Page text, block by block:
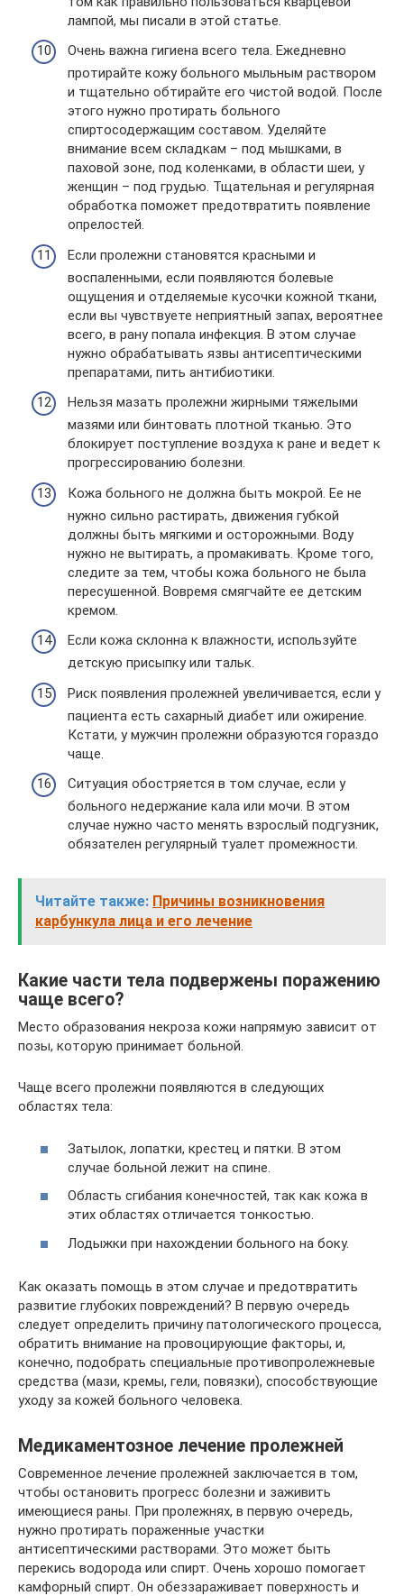
лампой, мы писали в этой статье.
Очень важна гигиена всего тела. Ежедневно
протирайте кожу больного мыльным раствором
и тщательно обтирайте его чистой водой. После
этого нужно протирать больного
спиртосодержащим составом. Уделяйте
внимание всем складкам – под мышками, в
паховой зоне, под коленками, в области шеи, у
женщин – под грудью. Тщательная и регулярная
обработка поможет предотвратить появление
опрелостей.
Если пролежни становятся красными и
воспаленными, если появляются болевые
ощущения и отделяемые кусочки кожной ткани,
если вы чувствуете неприятный запах, вероятнее
всего, в рану попала инфекция. В этом случае
нужно обрабатывать язвы антисептическими
препаратами, пить антибиотики.
Нельзя мазать пролежни жирными тяжелыми
мазями или бинтовать плотной тканью. Это
блокирует поступление воздуха к ране и ведет к
прогрессированию болезни.
Кожа больного не должна быть мокрой. Ее не
нужно сильно растирать, движения губкой
должны быть мягкими и осторожными. Воду
нужно не вытирать, а промакивать. Кроме того,
следите за тем, чтобы кожа больного не была
пересушенной. Вовремя смягчайте ее детским
кремом.
Если кожа склонна к влажности, используйте
детскую присыпку или тальк.
Риск появления пролежней увеличивается, если у
пациента есть сахарный диабет или ожирение.
Кстати, у мужчин пролежни образуются гораздо
чаще.
Ситуация обостряется в том случае, если у
больного недержание кала или мочи. В этом
случае нужно часто менять взрослый подгузник,
обязателен регулярный туалет промежности.
Читайте также: Причины возникновения
карбункула лица и его лечение
Какие части тела подвержены поражению
чаще всего?
Место образования некроза кожи напрямую зависит от
позы, которую принимает больной.
Чаще всего пролежни появляются в следующих
областях тела:
Затылок, лопатки, крестец и пятки. В этом
случае больной лежит на спине.
Область сгибания конечностей, так как кожа в
этих областях отличается тонкостью.
Лодыжки при нахождении больного на боку.
Как оказать помощь в этом случае и предотвратить
развитие глубоких повреждений? В первую очередь
следует определить причину патологического процесса,
обратить внимание на провоцирующие факторы, и,
конечно, подобрать специальные противопролежневые
средства (мази, кремы, гели, повязки), способствующие
уходу за кожей больного человека.
Медикаментозное лечение пролежней
Современное лечение пролежней заключается в том,
чтобы остановить прогресс болезни и заживить
имеющиеся раны. При пролежнях, в первую очередь,
нужно протирать пораженные участки
антисептическими растворами. Это может быть
перекись водорода или спирт. Очень хорошо помогает
камфорный спирт. Он обеззараживает поверхность и